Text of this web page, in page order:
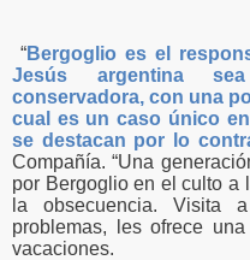
“Bergoglio es el
Jesús argentina sea
conservadora, con una
cual es un caso único
se destacan por lo
Compañía. “Una
por Bergoglio en el culto a
la obsecuencia. Visita
problemas, les ofrece
vacaciones.